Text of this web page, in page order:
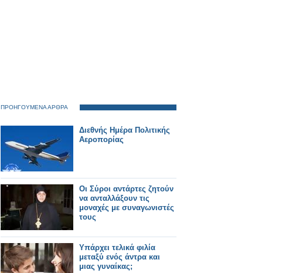
ΠΡΟΗΓΟΥΜΕΝΑ ΑΡΘΡΑ
Διεθνής Ημέρα Πολιτικής
Αεροπορίας
Οι Σύροι αντάρτες ζητούν
να ανταλλάξουν τις
μοναχές με συναγωνιστές
τους
Υπάρχει τελικά φιλία
μεταξύ ενός άντρα και
μιας γυναίκας;